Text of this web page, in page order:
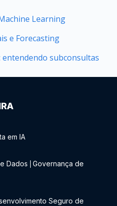
Learning
e Forecasting
entendendo subconsultas
em IA
Dados
Governança de
Seguro de